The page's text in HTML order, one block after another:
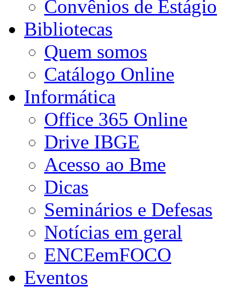
Convênios de Estágio
Bibliotecas
Quem somos
Catálogo Online
Informática
Office 365 Online
Drive IBGE
Acesso ao Bme
Dicas
Seminários e Defesas
Notícias em geral
ENCEemFOCO
Eventos